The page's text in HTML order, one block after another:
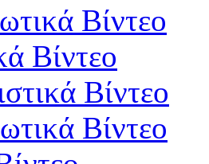
Βίντεο
Βίντεο
Βίντεο
Βίντεο